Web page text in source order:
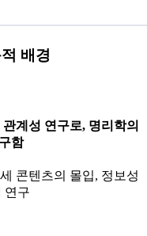
배경
계성 연구로, 명리학의
함
콘텐츠의 몰입, 정보성
연구